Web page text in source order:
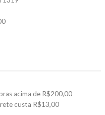
acima de R$200,00
custa R$13,00